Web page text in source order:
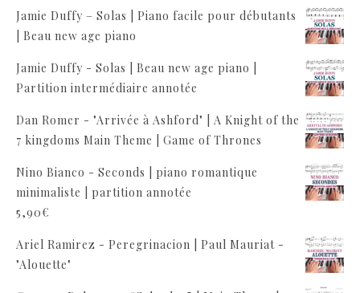
Jamie Duffy – Solas | Piano facile pour débutants
| Beau new age piano
Jamie Duffy - Solas | Beau new age piano |
Partition intermédiaire annotée
Dan Romer - "Arrivée à Ashford" | A Knight of the
7 kingdoms Main Theme | Game of Thrones
Nino Bianco - Seconds | piano romantique
minimaliste | partition annotée
5,90€
Ariel Ramirez - Peregrinacion | Paul Mauriat -
"Alouette"